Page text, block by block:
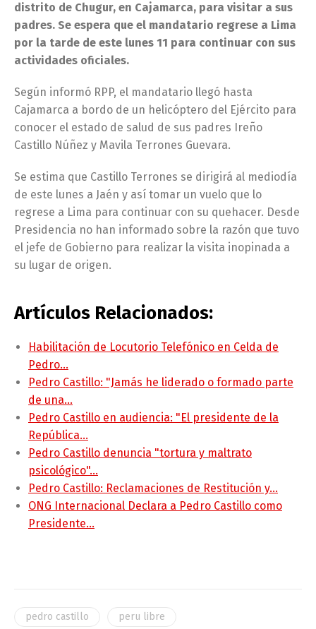
distrito de Chugur, en Cajamarca, para visitar a sus
padres. Se espera que el mandatario regrese a Lima
por la tarde de este lunes 11 para continuar con sus
actividades oficiales.
Según informó RPP, el mandatario llegó hasta
Cajamarca a bordo de un helicóptero del Ejército para
conocer el estado de salud de sus padres Ireño
Castillo Núñez y Mavila Terrones Guevara.
Se estima que Castillo Terrones se dirigirá al mediodía
de este lunes a Jaén y así tomar un vuelo que lo
regrese a Lima para continuar con su quehacer. Desde
Presidencia no han informado sobre la razón que tuvo
el jefe de Gobierno para realizar la visita inopinada a
su lugar de origen.
Artículos Relacionados:
Habilitación de Locutorio Telefónico en Celda de
Pedro…
Pedro Castillo: "Jamás he liderado o formado parte
de una…
Pedro Castillo en audiencia: "El presidente de la
República…
Pedro Castillo denuncia "tortura y maltrato
psicológico"…
Pedro Castillo: Reclamaciones de Restitución y…
ONG Internacional Declara a Pedro Castillo como
Presidente…
pedro castillo peru libre